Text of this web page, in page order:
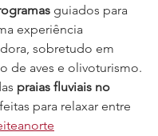
guiados para
experiência
sobretudo em
de aves e olivoturismo.
praias fluviais no
para relaxar entre